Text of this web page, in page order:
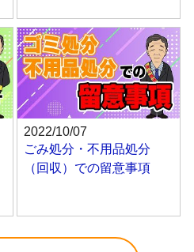
2022/10/07
ごみ処分・不用品処分
（回収）での留意事項